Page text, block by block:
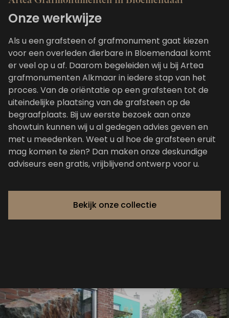
Onze werkwijze
Als u een grafsteen of grafmonument gaat kiezen
voor een overleden dierbare in Bloemendaal komt
er veel op u af. Daarom begeleiden wij u bij Artea
grafmonumenten Alkmaar in iedere stap van het
proces. Van de oriëntatie op een grafsteen tot de
uiteindelijke plaatsing van de grafsteen op de
begraafplaats. Bij uw eerste bezoek aan onze
showtuin kunnen wij u al gedegen advies geven en
met u meedenken. Weet u al hoe de grafsteen eruit
mag komen te zien? Dan maken onze deskundige
adviseurs een gratis, vrijblijvend ontwerp voor u.
Bekijk onze collectie